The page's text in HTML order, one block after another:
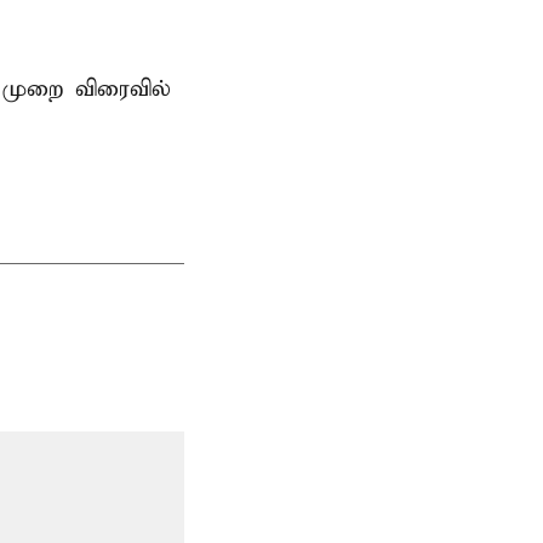
விரைவில்